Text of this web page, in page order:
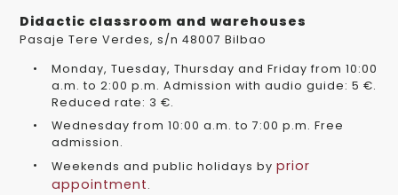
Didactic classroom and warehouses
Pasaje Tere Verdes, s/n 48007 Bilbao
Monday, Tuesday, Thursday and Friday from 10:00
a.m. to 2:00 p.m. Admission with audio guide: 5 €.
Reduced rate: 3 €.
Wednesday from 10:00 a.m. to 7:00 p.m. Free
admission.
Weekends and public holidays by prior
appointment.